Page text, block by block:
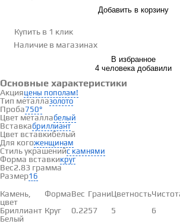
Добавить в корзину
Купить в 1 клик
Наличие в магазинах
В избранное
4 человека добавили
Основные характеристики
Акцияцены пополам!
Тип металлазолото
Проба750°
Цвет металлабелый
Вставкабриллиант
Цвет вставкибелый
Для когоженщинам
Стиль украшенийс камнями
Форма вставкикруг
Вес2.83 грамма
Размер16
Вставки
Камень,
цвет
ФормаВес ГраниЦветность
Бриллиант
Белый
Круг 0.2257 5 6